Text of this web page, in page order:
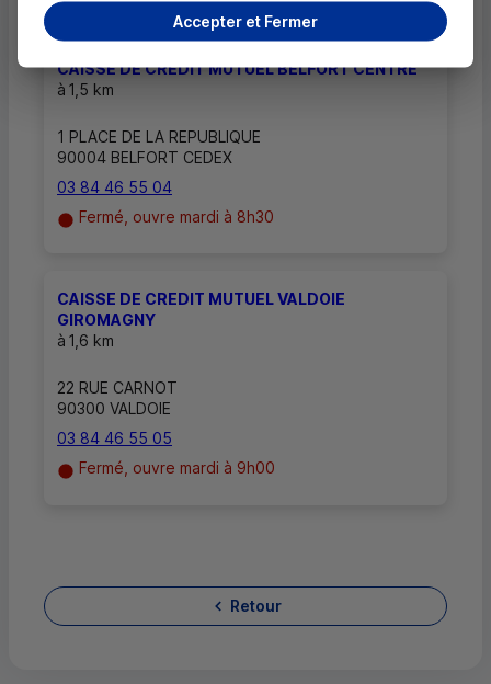
Autres caisses les plus proches
CAISSE DE CREDIT MUTUEL BELFORT CENTRE
à 1,5 km
1 PLACE DE LA REPUBLIQUE
90004 BELFORT CEDEX
03 84 46 55 04
Fermé, ouvre mardi à 8h30
CAISSE DE CREDIT MUTUEL VALDOIE
GIROMAGNY
à 1,6 km
22 RUE CARNOT
90300 VALDOIE
03 84 46 55 05
Fermé, ouvre mardi à 9h00
Retour
Accepter et Fermer